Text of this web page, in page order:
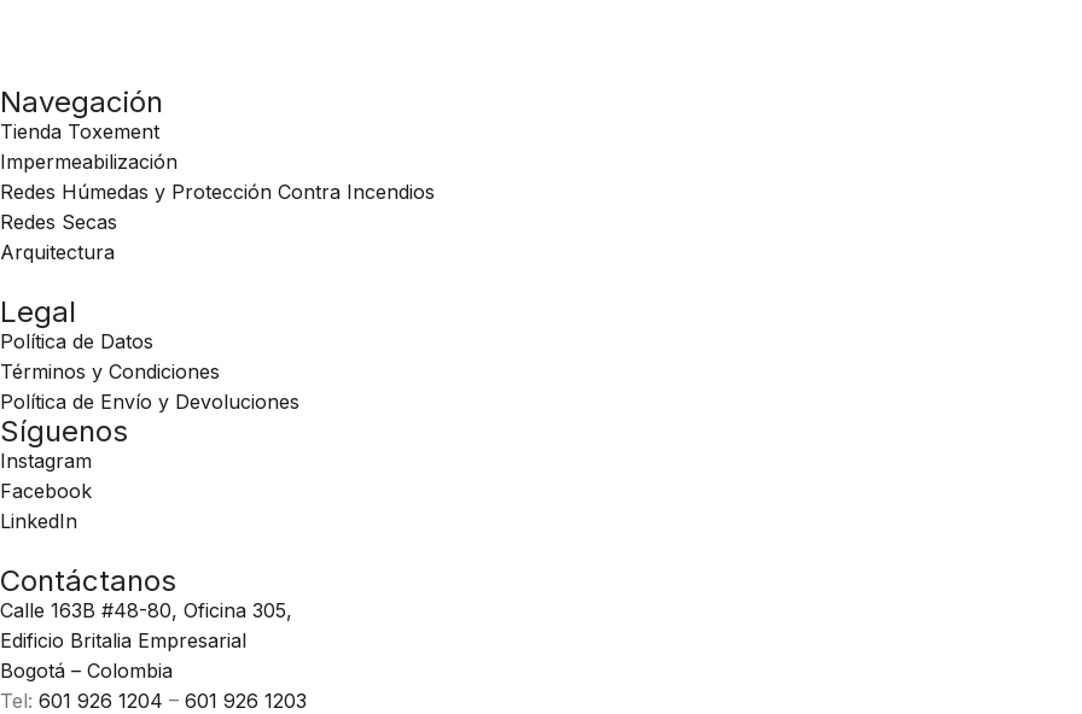
Navegación
Tienda Toxement
Impermeabilización
Redes Húmedas y Protección Contra Incendios
Redes Secas
Arquitectura
Legal
Política de Datos
Términos y Condiciones
Política de Envío y Devoluciones
Síguenos
Instagram
Facebook
LinkedIn
Contáctanos
Calle 163B #48-80, Oficina 305,
Edificio Britalia Empresarial
Bogotá – Colombia
Tel:601 926 1204 –601 926 1203